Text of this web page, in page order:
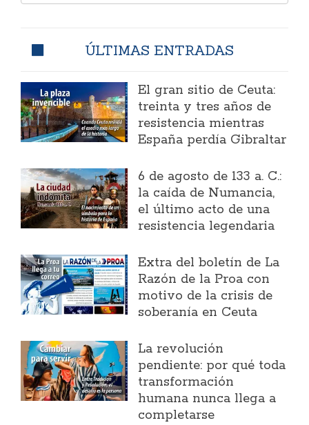
ÚLTIMAS ENTRADAS
El gran sitio de Ceuta:
treinta y tres años de
resistencia mientras
España perdía Gibraltar
6 de agosto de 133 a. C.:
la caída de Numancia,
el último acto de una
resistencia legendaria
Extra del boletín de La
Razón de la Proa con
motivo de la crisis de
soberanía en Ceuta
La revolución
pendiente: por qué toda
transformación
humana nunca llega a
completarse